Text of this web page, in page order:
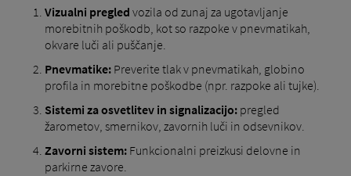
Vizualni pregled vozila od zunaj za ugotavljanje
morebitnih poškodb, kot so razpoke v pnevmatikah,
okvare luči ali puščanje.
Pnevmatike:Preverite tlak v pnevmatikah, globino
profila in morebitne poškodbe (npr. razpoke ali tujke).
Sistemi za osvetlitev in signalizacijo:pregled
žarometov, smernikov, zavornih luči in odsevnikov.
Zavorni sistem:Funkcionalni preizkusi delovne in
parkirne zavore.